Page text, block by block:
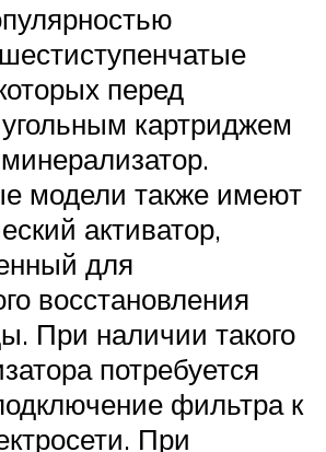
перед
картриджем
модели также имеют
активатор,
для
восстановления
При наличии такого
потребуется
фильтра к
При